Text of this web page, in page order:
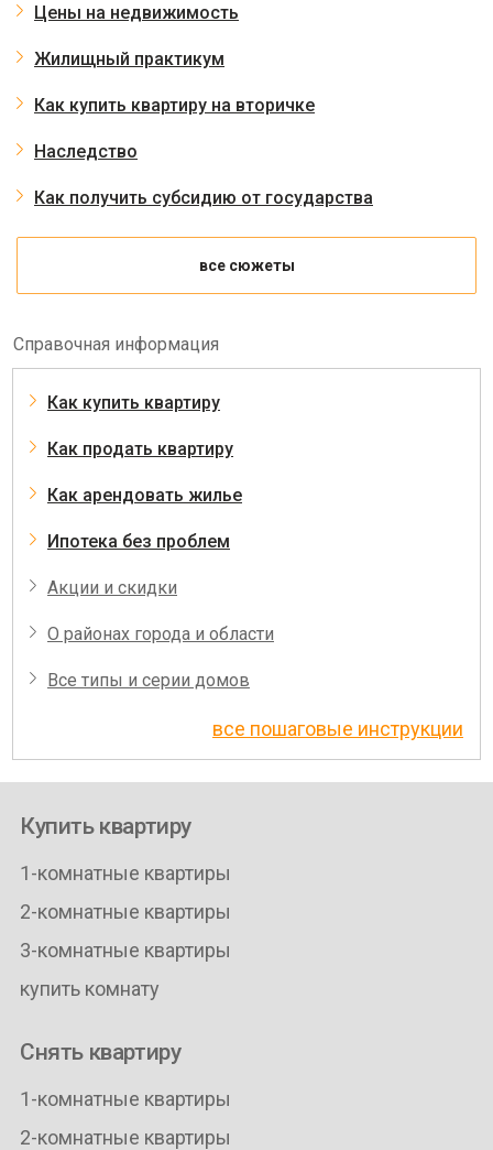
Цены на недвижимость
Жилищный практикум
Как купить квартиру на вторичке
Наследство
Как получить субсидию от государства
все сюжеты
Справочная информация
Как купить квартиру
Как продать квартиру
Как арендовать жилье
Ипотека без проблем
Акции и скидки
О районах города и области
Все типы и серии домов
все пошаговые инструкции
Купить квартиру
1-комнатные квартиры
2-комнатные квартиры
3-комнатные квартиры
купить комнату
Снять квартиру
1-комнатные квартиры
2-комнатные квартиры